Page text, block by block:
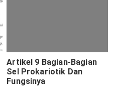
Artikel 9 Bagian-Bagian
Sel Prokariotik Dan
Fungsinya